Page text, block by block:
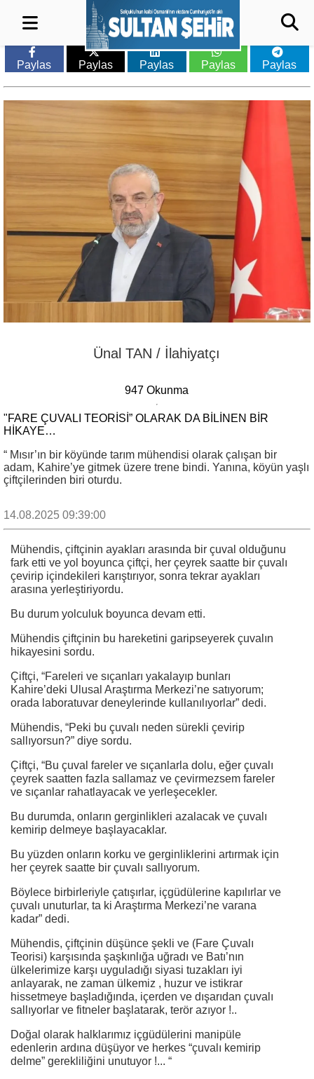
Paylas Paylas Paylas Paylas Paylas
Ünal TAN / İlahiyatçı
947 Okunma
"FARE ÇUVALI TEORISI” OLARAK DA BILINEN BIR
HIKAYE…
“ Mısır’ın bir köyünde tarım mühendisi olarak çalışan bir
adam, Kahire’ye gitmek üzere trene bindi. Yanına, köyün yaşlı
çiftçilerinden biri oturdu.
14.08.2025 09:39:00
Mühendis, çiftçinin ayakları arasında bir çuval olduğunu
fark etti ve yol boyunca çiftçi, her çeyrek saatte bir çuvalı
çevirip içindekileri karıştırıyor, sonra tekrar ayakları
arasına yerleştiriyordu.
Bu durum yolculuk boyunca devam etti.
Mühendis çiftçinin bu hareketini garipseyerek çuvalın
hikayesini sordu.
Çiftçi, “Fareleri ve sıçanları yakalayıp bunları
Kahire’deki Ulusal Araştırma Merkezi’ne satıyorum;
orada laboratuvar deneylerinde kullanılıyorlar” dedi.
Mühendis, “Peki bu çuvalı neden sürekli çevirip
sallıyorsun?” diye sordu.
Çiftçi, “Bu çuval fareler ve sıçanlarla dolu, eğer çuvalı
çeyrek saatten fazla sallamaz ve çevirmezsem fareler
ve sıçanlar rahatlayacak ve yerleşecekler.
Bu durumda, onların gerginlikleri azalacak ve çuvalı
kemirip delmeye başlayacaklar.
Bu yüzden onların korku ve gerginliklerini artırmak için
her çeyrek saatte bir çuvalı sallıyorum.
Böylece birbirleriyle çatışırlar, içgüdülerine kapılırlar ve
çuvalı unuturlar, ta ki Araştırma Merkezi’ne varana
kadar” dedi.
Mühendis, çiftçinin düşünce şekli ve (Fare Çuvalı
Teorisi) karşısında şaşkınlığa uğradı ve Batı’nın
ülkelerimize karşı uyguladığı siyasi tuzakları iyi
anlayarak, ne zaman ülkemiz , huzur ve istikrar
hissetmeye başladığında, içerden ve dışarıdan çuvalı
sallıyorlar ve fitneler başlatarak, terör azıyor !..
Doğal olarak halklarımız içgüdülerini manipüle
edenlerin ardına düşüyor ve herkes “çuvalı kemirip
delme” gerekliliğini unutuyor !... “